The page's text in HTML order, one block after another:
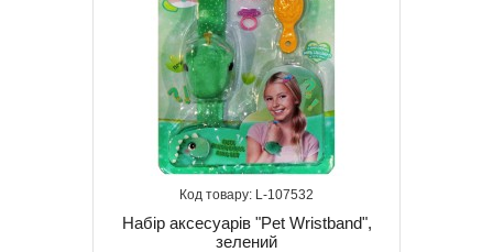
107532
Набір аксесуарів "Pet Wristband",
зелений